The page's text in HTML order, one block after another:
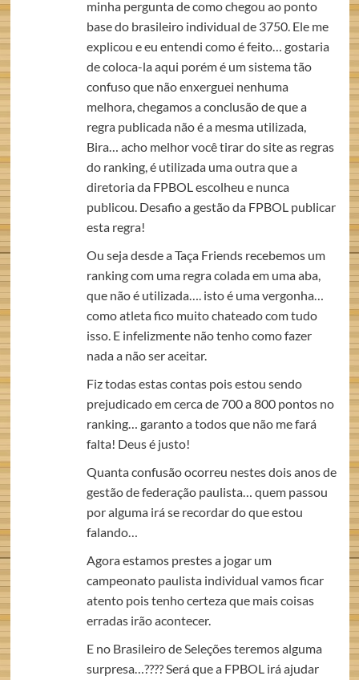
minha pergunta de como chegou ao ponto
base do brasileiro individual de 3750. Ele me
explicou e eu entendi como é feito… gostaria
de coloca-la aqui porém é um sistema tão
confuso que não enxerguei nenhuma
melhora, chegamos a conclusão de que a
regra publicada não é a mesma utilizada,
Bira… acho melhor você tirar do site as regras
do ranking, é utilizada uma outra que a
diretoria da FPBOL escolheu e nunca
publicou. Desafio a gestão da FPBOL publicar
esta regra!
Ou seja desde a Taça Friends recebemos um
ranking com uma regra colada em uma aba,
que não é utilizada…. isto é uma vergonha…
como atleta fico muito chateado com tudo
isso. E infelizmente não tenho como fazer
nada a não ser aceitar.
Fiz todas estas contas pois estou sendo
prejudicado em cerca de 700 a 800 pontos no
ranking… garanto a todos que não me fará
falta! Deus é justo!
Quanta confusão ocorreu nestes dois anos de
gestão de federação paulista… quem passou
por alguma irá se recordar do que estou
falando…
Agora estamos prestes a jogar um
campeonato paulista individual vamos ficar
atento pois tenho certeza que mais coisas
erradas irão acontecer.
E no Brasileiro de Seleções teremos alguma
surpresa…???? Será que a FPBOL irá ajudar